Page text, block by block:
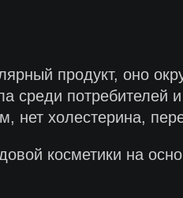
продукт, оно
среди потребителей
нет холестерина,
косметики на